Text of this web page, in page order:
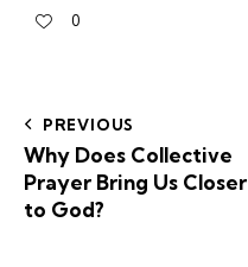
0
PREVIOUS
Why Does Collective
Prayer Bring Us Closer
to God?